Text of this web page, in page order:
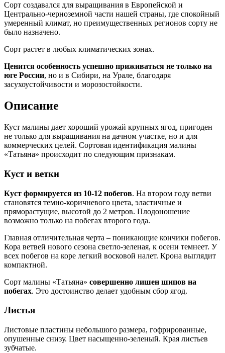
Сорт создавался для выращивания в Европейской и
Центрально-черноземной части нашей страны, где спокойный
умеренный климат, но преимущественных регионов сорту не
было назначено.
Сорт растет в любых климатических зонах.
Ценится особенность успешно приживаться не только на
юге России, но и в Сибири, на Урале, благодаря
засухоустойчивости и морозостойкости.
Описание
Куст малины дает хороший урожай крупных ягод, пригоден
не только для выращивания на дачном участке, но и для
коммерческих целей. Сортовая идентификация малины
«Татьяна» происходит по следующим признакам.
Куст и ветки
Куст формируется из 10-12 побегов. На втором году ветви
становятся темно-коричневого цвета, эластичные и
пряморастущие, высотой до 2 метров. Плодоношение
возможно только на побегах второго года.
Главная отличительная черта – поникающие кончики побегов.
Кора ветвей нового сезона светло-зеленая, к осени темнеет. У
всех побегов на коре легкий восковой налет. Крона выглядит
компактной.
Сорт малины «Татьяна» совершенно лишен шипов на
побегах. Это достоинство делает удобным сбор ягод.
Листья
Листовые пластины небольшого размера, гофрированные,
опушенные снизу. Цвет насыщенно-зеленый. Края листьев
зубчатые.